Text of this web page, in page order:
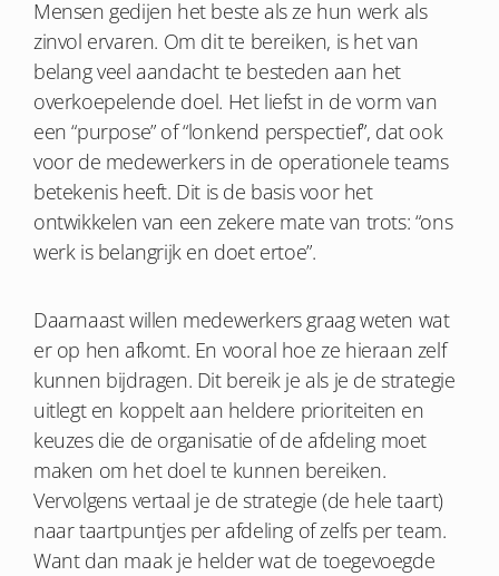
Mensen gedijen het beste als ze hun werk als
zinvol ervaren. Om dit te bereiken, is het van
belang veel aandacht te besteden aan het
overkoepelende doel. Het liefst in de vorm van
een “purpose” of “lonkend perspectief”, dat ook
voor de medewerkers in de operationele teams
betekenis heeft. Dit is de basis voor het
ontwikkelen van een zekere mate van trots: “ons
werk is belangrijk en doet ertoe”.
Daarnaast willen medewerkers graag weten wat
er op hen afkomt. En vooral hoe ze hieraan zelf
kunnen bijdragen. Dit bereik je als je de strategie
uitlegt en koppelt aan heldere prioriteiten en
keuzes die de organisatie of de afdeling moet
maken om het doel te kunnen bereiken.
Vervolgens vertaal je de strategie (de hele taart)
naar taartpuntjes per afdeling of zelfs per team.
Want dan maak je helder wat de toegevoegde